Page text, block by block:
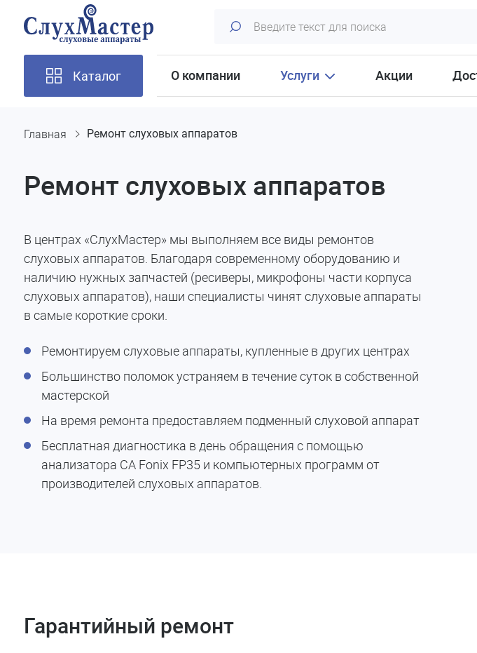
Каталог О компании Услуги Акции
Главная Ремонт слуховых аппаратов
Ремонт слуховых аппаратов
В центрах «СлухМастер» мы выполняем все виды ремонтов
слуховых аппаратов. Благодаря современному оборудованию и
наличию нужных запчастей (ресиверы, микрофоны части корпуса
слуховых аппаратов), наши специалисты чинят слуховые аппараты
в самые короткие сроки.
Ремонтируем слуховые аппараты, купленные в других центрах
Большинство поломок устраняем в течение суток в собственной
мастерской
На время ремонта предоставляем подменный слуховой аппарат
Бесплатная диагностика в день обращения с помощью
анализатора СА Fonix FP35 и компьютерных программ от
производителей слуховых аппаратов.
Гарантийный ремонт